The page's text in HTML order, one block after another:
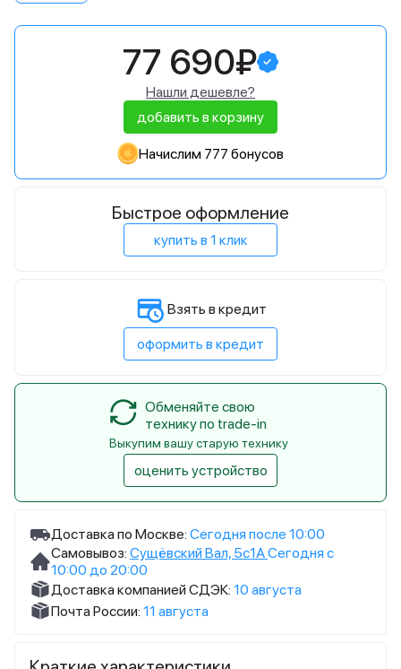
Доставка по Москве: Сегодня после 10:00
Самовывоз: Сущёвский Вал, 5с1АСегодня с
10:00 до 20:00
Доставка компанией СДЭК: 10 августа
Почта России: 11 августа
77 690₽
Нашли дешевле?
добавить в корзину
Начислим 777 бонусов
Быстрое оформление
купить в 1 клик
Взять в кредит
оформить в кредит
Обменяйте свою
технику по trade-in
Выкупим вашу старую технику
оценить устройство